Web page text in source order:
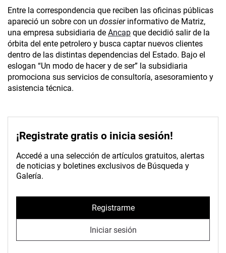
Entre la correspondencia que reciben las oficinas públicas
apareció un sobre con un dossierinformativo de Matriz,
una empresa subsidiaria de Ancap que decidió salir de la
órbita del ente petrolero y busca captar nuevos clientes
dentro de las distintas dependencias del Estado. Bajo el
eslogan “Un modo de hacer y de ser” la subsidiaria
promociona sus servicios de consultoría, asesoramiento y
asistencia técnica.
¡Registrate gratis o inicia sesión!
Accedé a una selección de artículos gratuitos, alertas
de noticias y boletines exclusivos de Búsqueda y
Galería.
Registrarme
Iniciar sesión